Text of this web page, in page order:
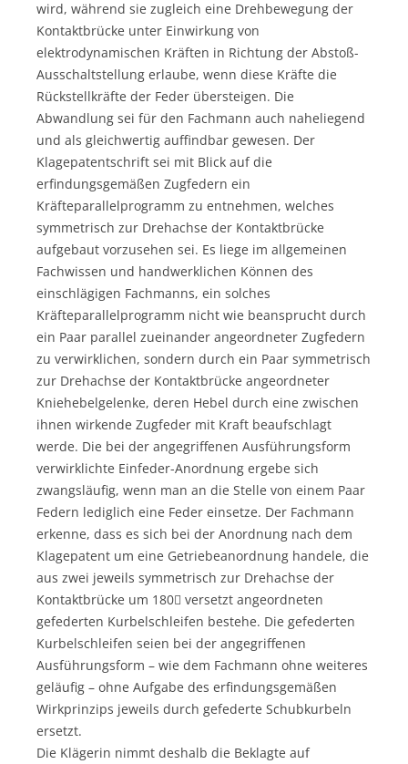
wird, während sie zugleich eine Drehbewegung der
Kontaktbrücke unter Einwirkung von
elektrodynamischen Kräften in Richtung der Abstoß-
Ausschaltstellung erlaube, wenn diese Kräfte die
Rückstellkräfte der Feder übersteigen. Die
Abwandlung sei für den Fachmann auch naheliegend
und als gleichwertig auffindbar gewesen. Der
Klagepatentschrift sei mit Blick auf die
erfindungsgemäßen Zugfedern ein
Kräfteparallelprogramm zu entnehmen, welches
symmetrisch zur Drehachse der Kontaktbrücke
aufgebaut vorzusehen sei. Es liege im allgemeinen
Fachwissen und handwerklichen Können des
einschlägigen Fachmanns, ein solches
Kräfteparallelprogramm nicht wie beansprucht durch
ein Paar parallel zueinander angeordneter Zugfedern
zu verwirklichen, sondern durch ein Paar symmetrisch
zur Drehachse der Kontaktbrücke angeordneter
Kniehebelgelenke, deren Hebel durch eine zwischen
ihnen wirkende Zugfeder mit Kraft beaufschlagt
werde. Die bei der angegriffenen Ausführungsform
verwirklichte Einfeder-Anordnung ergebe sich
zwangsläufig, wenn man an die Stelle von einem Paar
Federn lediglich eine Feder einsetze. Der Fachmann
erkenne, dass es sich bei der Anordnung nach dem
Klagepatent um eine Getriebeanordnung handele, die
aus zwei jeweils symmetrisch zur Drehachse der
Kontaktbrücke um 180 versetzt angeordneten
gefederten Kurbelschleifen bestehe. Die gefederten
Kurbelschleifen seien bei der angegriffenen
Ausführungsform – wie dem Fachmann ohne weiteres
geläufig – ohne Aufgabe des erfindungsgemäßen
Wirkprinzips jeweils durch gefederte Schubkurbeln
ersetzt.
Die Klägerin nimmt deshalb die Beklagte auf